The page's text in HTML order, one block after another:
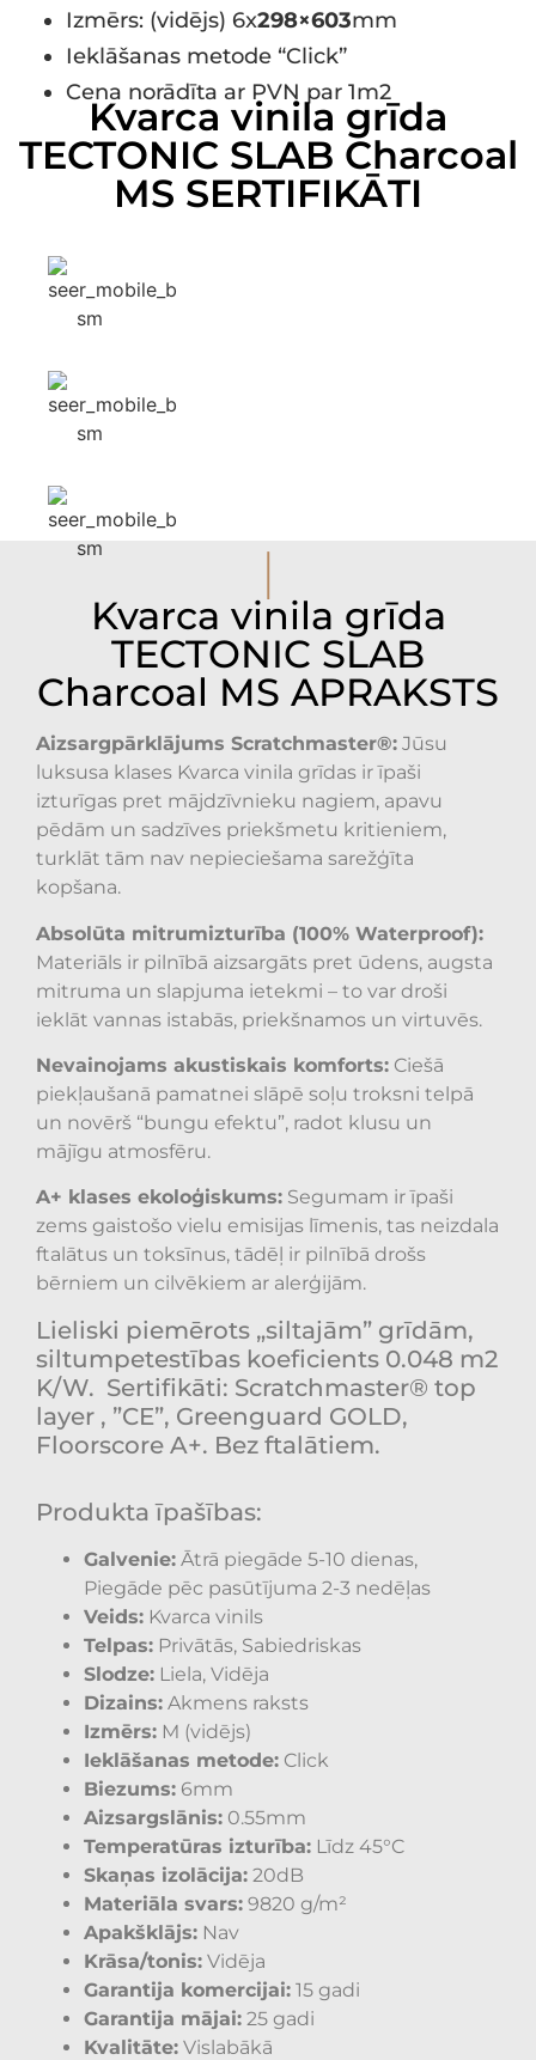
Izmērs: (vidējs) 6x298×603mm
Ieklāšanas metode “Click”
Cena norādīta ar PVN par 1m2
Kvarca vinila grīda
TECTONIC SLAB Charcoal
MS SERTIFIKĀTI
I
Kvarca vinila grīda
TECTONIC SLAB
Charcoal MS APRAKSTS
Aizsargpārklājums Scratchmaster®: Jūsu
luksusa klases Kvarca vinila grīdas ir īpaši
izturīgas pret mājdzīvnieku nagiem, apavu
pēdām un sadzīves priekšmetu kritieniem,
turklāt tām nav nepieciešama sarežģīta
kopšana.
Absolūta mitrumizturība (100% Waterproof):
Materiāls ir pilnībā aizsargāts pret ūdens, augsta
mitruma un slapjuma ietekmi – to var droši
ieklāt vannas istabās, priekšnamos un virtuvēs.
Nevainojams akustiskais komforts: Ciešā
piekļaušanā pamatnei slāpē soļu troksni telpā
un novērš “bungu efektu”, radot klusu un
mājīgu atmosfēru.
A+ klases ekoloģiskums: Segumam ir īpaši
zems gaistošo vielu emisijas līmenis, tas neizdala
ftalātus un toksīnus, tādēļ ir pilnībā drošs
bērniem un cilvēkiem ar alerģijām.
Lieliski piemērots „siltajām” grīdām,
siltumpetestības koeficients 0.048 m2
K/W. Sertifikāti: Scratchmaster® top
layer , ”CE”, Greenguard GOLD,
Floorscore A+. Bez ftalātiem.
Produkta īpašības:
Galvenie: Ātrā piegāde 5-10 dienas,
Piegāde pēc pasūtījuma 2-3 nedēļas
Veids: Kvarca vinils
Telpas: Privātās, Sabiedriskas
Slodze: Liela, Vidēja
Dizains: Akmens raksts
Izmērs: M (vidējs)
Ieklāšanas metode: Click
Biezums: 6mm
Aizsargslānis: 0.55mm
Temperatūras izturība: Līdz 45°C
Skaņas izolācija: 20dB
Materiāla svars: 9820 g/m²
Apakšklājs: Nav
Krāsa/tonis: Vidēja
Garantija komercijai: 15 gadi
Garantija mājai: 25 gadi
Kvalitāte: Vislabākā